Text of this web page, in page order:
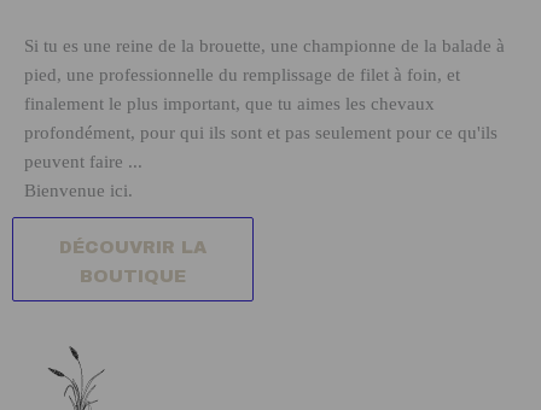
Si tu es une reine de la brouette, une championne de la balade à
pied, une professionnelle du remplissage de filet à foin, et
finalement le plus important, que tu aimes les chevaux
profondément, pour qui ils sont et pas seulement pour ce qu'ils
peuvent faire ...
Bienvenue ici.
DÉCOUVRIR LA
BOUTIQUE